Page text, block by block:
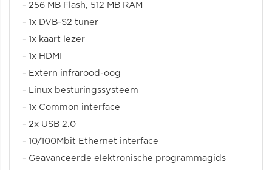
- 256 MB Flash, 512 MB RAM
- 1x DVB-S2 tuner
- 1x kaart lezer
- 1x HDMI
- Extern infrarood-oog
- Linux besturingssysteem
- 1x Common interface
- 2x USB 2.0
- 10/100Mbit Ethernet interface
- Geavanceerde elektronische programmagids